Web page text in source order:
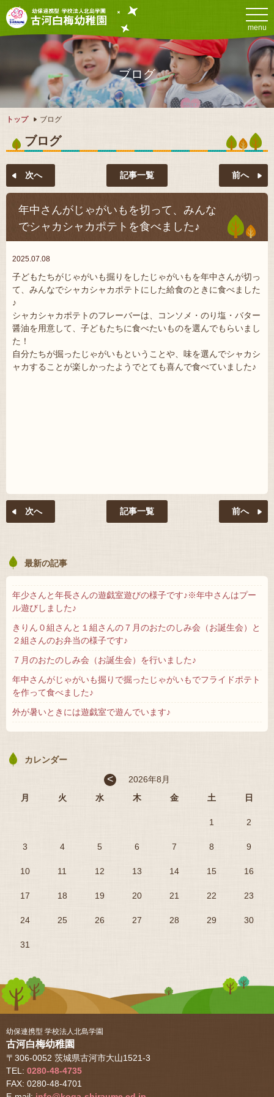
menu
ブログ
トップ ブログ
ブログ
記事一覧
年中さんがじゃがいもを切って、みんな
でシャカシャカポテトを食べました♪
2025.07.08
子どもたちがじゃがいも掘りをしたじゃがいもを年中さんが切っ
て、みんなでシャカシャカポテトにした給食のときに食べました
♪
シャカシャカポテトのフレーバーは、コンソメ・のり塩・バター
醤油を用意して、子どもたちに食べたいものを選んでもらいまし
た！
自分たちが掘ったじゃがいもということや、味を選んでシャカシ
ャカすることが楽しかったようでとても喜んで食べていました♪
記事一覧
最新の記事
年少さんと年長さんの遊戯室遊びの様子です♪※年中さんはプー
ル遊びしました♪
きりん０組さんと１組さんの７月のおたのしみ会（お誕生会）と
２組さんのお弁当の様子です♪
７月のおたのしみ会（お誕生会）を行いました♪
年中さんがじゃがいも掘りで掘ったじゃがいもでフライドポテト
を作って食べました♪
外が暑いときには遊戯室で遊んでいます♪
カレンダー
<
2026年8月
月
火 水 木 金 土 日
1 2
3 4 5 6 7 8 9
10 11 12 13 14 15 16
17 18 19 20 21 22 23
24 25 26 27 28 29 30
31
幼保連携型 学校法人北島学園
古河白梅幼稚園
〒306-0052 茨城県古河市大山1521-3
TEL: 0280-48-4735
FAX: 0280-48-4701